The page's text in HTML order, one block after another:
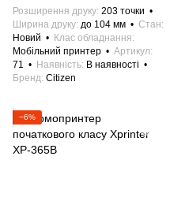
Розширення друку 203 точки
Ширина друку до 104 мм
Стан
Новий
Клас обладнання
Мобільний принтер
Артикул
71
Наявність В наявності
Бренд Citizen
−6%